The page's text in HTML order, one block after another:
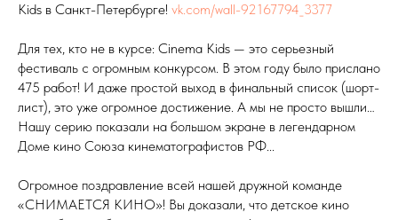
Kids в Санкт-Петербурге! vk.com/wall-92167794_3377
Для тех, кто не в курсе: Cinema Kids — это серьезный
фестиваль с огромным конкурсом. В этом году было прислано
475 работ! И даже простой выход в финальный список (шорт-
лист), это уже огромное достижение. А мы не просто вышли…
Нашу серию показали на большом экране в легендарном
Доме кино Союза кинематографистов РФ...
Огромное поздравление всей нашей дружной команде
«СНИМАЕТСЯ КИНО»! Вы доказали, что детское кино